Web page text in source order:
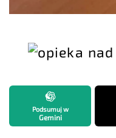
Podsumuj w
Gemini